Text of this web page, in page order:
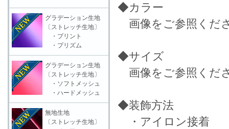
◆カラー
画像をご参照くだ
◆サイズ
画像をご参照くだ
◆装飾方法
・アイロン接着
グラデーション生地
〔ストレッチ生地〕
・プリント
・プリズム
グラデーション生地
〔ストレッチ生地〕
・ソフトメッシュ
・ハードメッシュ
無地生地
〔ストレッチ生地〕